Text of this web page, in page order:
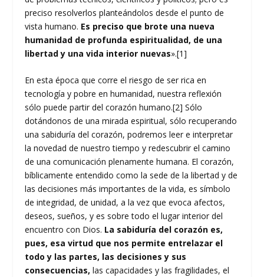
preciso resolverlos planteándolos desde el punto de
vista humano. Es preciso que brote una nueva
humanidad de profunda espiritualidad, de una
libertad y una vida interior nuevas».[1]
En esta época que corre el riesgo de ser rica en
tecnología y pobre en humanidad, nuestra reflexión
sólo puede partir del corazón humano.[2] Sólo
dotándonos de una mirada espiritual, sólo recuperando
una sabiduría del corazón, podremos leer e interpretar
la novedad de nuestro tiempo y redescubrir el camino
de una comunicación plenamente humana. El corazón,
bíblicamente entendido como la sede de la libertad y de
las decisiones más importantes de la vida, es símbolo
de integridad, de unidad, a la vez que evoca afectos,
deseos, sueños, y es sobre todo el lugar interior del
encuentro con Dios. La sabiduría del corazón es,
pues, esa virtud que nos permite entrelazar el
todo y las partes, las decisiones y sus
consecuencias,las capacidades y las fragilidades, el